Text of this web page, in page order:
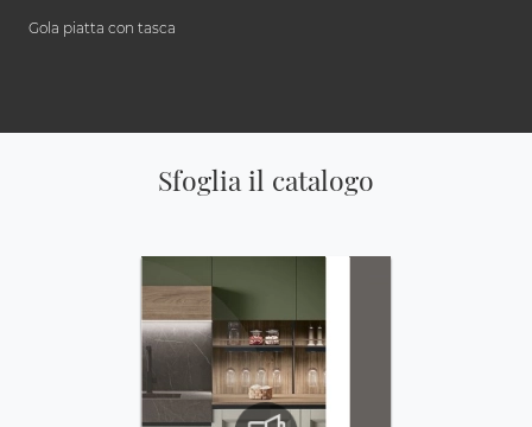
Gola piatta con tasca
Sfoglia il catalogo